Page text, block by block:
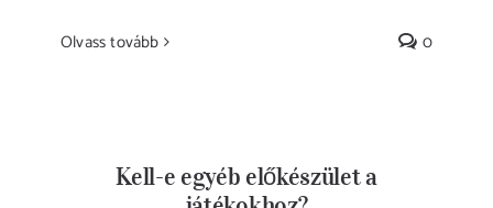
Olvass tovább 0
Kell-e egyéb előkészület a